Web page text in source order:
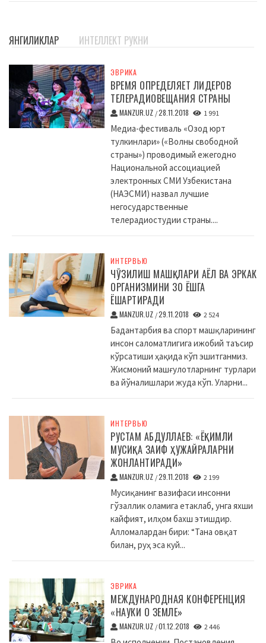
ЯНГИЛИКЛАР ИНТЕЛЛЕКТ РУКНИ
ЭВРИКА
ВРЕМЯ ОПРЕДЕЛЯЕТ ЛИДЕРОВ
ТЕЛЕРАДИОВЕЩАНИЯ СТРАНЫ
MANZUR.UZ /28.11.2018 1 991
Медиа-фестиваль «Озод юрт
тулкинлари» («Волны свободной
страны») проводимый ежегодно
Национальной ассоциацией
электронных СМИ Узбекистана
(НАЭСМИ) назвал лучшие
негосударственные
телерадиостудии страны....
ИНТЕРВЬЮ
ЧЎЗИЛИШ МАШҚЛАРИ АЁЛ ВА ЭРКАК
ОРГАНИЗМИНИ 30 ЁШГА
ЁШАРТИРАДИ
MANZUR.UZ /29.11.2018 2 524
Бадантарбия ва спорт машқларининг
инсон саломатлигига ижобий таъсир
кўрсатиши ҳақида кўп эшитганмиз.
Жисмоний машғулотларнинг турлари
ва йўналишлари жуда кўп. Уларни...
ИНТЕРВЬЮ
РУСТАМ АБДУЛЛАЕВ: «ЁҚИМЛИ
МУСИҚА ЗАИФ ҲУЖАЙРАЛАРНИ
ЖОНЛАНТИРАДИ»
MANZUR.UZ /29.11.2018 2 199
Мусиқанинг вазифаси инсонни
гўзаллик оламига етаклаб, унга яхши
кайфият, илҳом бахш этишдир.
Алломалардан бири: “Тана овқат
билан, руҳ эса куй...
ЭВРИКА
МЕЖДУНАРОДНАЯ КОНФЕРЕНЦИЯ
«НАУКИ О ЗЕМЛЕ»
MANZUR.UZ /01.12.2018 2 446